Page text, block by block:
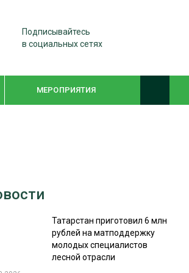
Подписывайтесь
в социальных сетях
МЕРОПРИЯТИЯ
Татарстан приготовил 6 млн
рублей на матподдержку
молодых специалистов
лесной отрасли